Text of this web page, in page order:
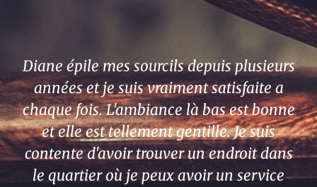
Diane épile mes sourcils depuis plusieurs
années et je suis vraiment satisfaite a
chaque fois. L'ambiance là bas est bonne
et elle est tellement gentille. Je suis
contente d'avoir trouver un endroit dans
le quartier où je peux avoir un service